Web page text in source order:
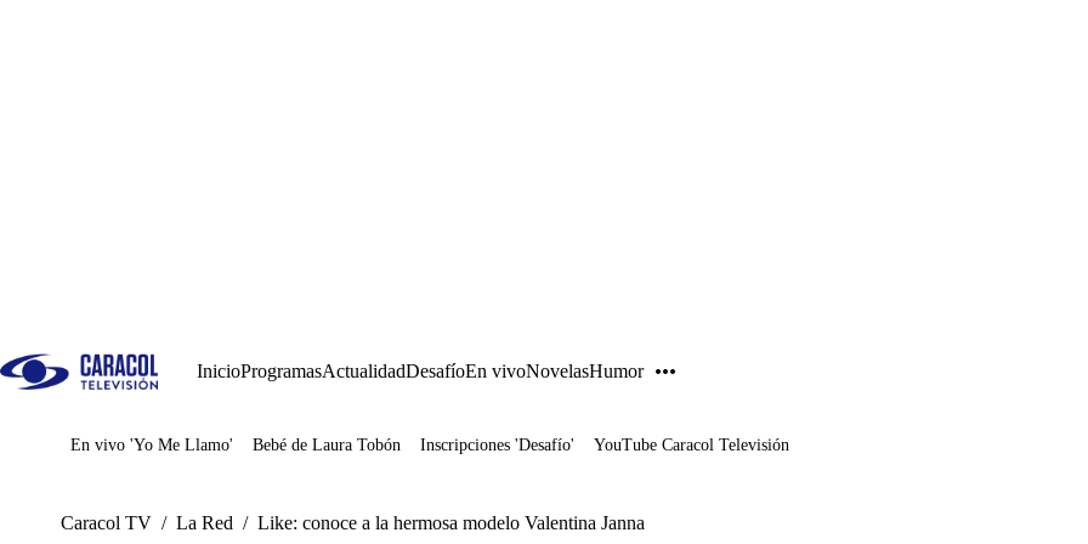
InicioProgramasActualidadDesafíoEn vivoNovelasHumor
Juegos
En vivo 'Yo Me Llamo' Bebé de Laura Tobón Inscripciones 'Desafío' YouTube Caracol Televisión
Caracol TV / La Red / Like: conoce a la hermosa modelo Valentina Janna